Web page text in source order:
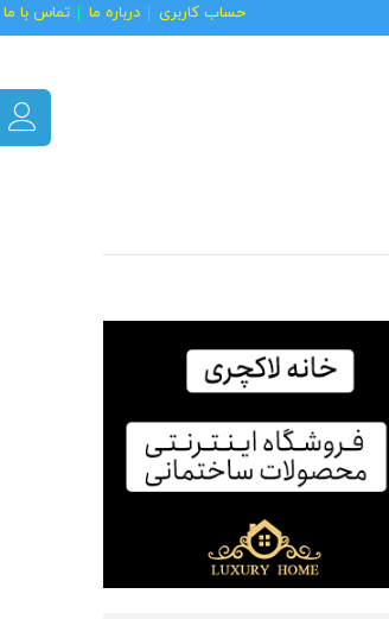
حساب کاربری درباره ما تماس با ما